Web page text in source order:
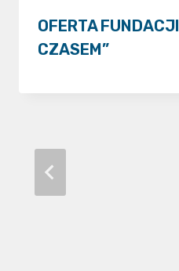
OFERTA
CZASEM”